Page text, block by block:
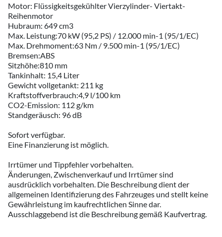
Motor: Flüssigkeitsgekühlter Vierzylinder- Viertakt-
Reihenmotor
Hubraum: 649 cm3
Max. Leistung:70 kW (95,2 PS) / 12.000 min-1 (95/1/EC)
Max. Drehmoment:63 Nm / 9.500 min-1 (95/1/EC)
Bremsen:ABS
Sitzhöhe:810 mm
Tankinhalt: 15,4 Liter
Gewicht vollgetankt: 211 kg
Kraftstoffverbrauch:4,9 l/100 km
CO2-Emission: 112 g/km
Standgeräusch: 96 dB
Sofort verfügbar.
Eine Finanzierung ist möglich.
Irrtümer und Tippfehler vorbehalten.
Änderungen, Zwischenverkauf und Irrtümer sind
ausdrücklich vorbehalten. Die Beschreibung dient der
allgemeinen Identifizierung des Fahrzeuges und stellt keine
Gewährleistung im kaufrechtlichen Sinne dar.
Ausschlaggebend ist die Beschreibung gemäß Kaufvertrag.